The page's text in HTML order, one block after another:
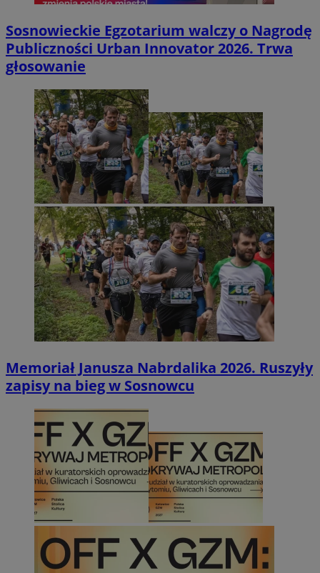
Sosnowieckie Egzotarium walczy o Nagrodę
Publiczności Urban Innovator 2026. Trwa
głosowanie
Memoriał Janusza Nabrdalika 2026. Ruszyły
zapisy na bieg w Sosnowcu